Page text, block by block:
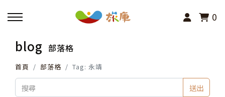
0
回主選單
活動報名
blog 部落格
首頁 部落格 Tag: 永靖
送出